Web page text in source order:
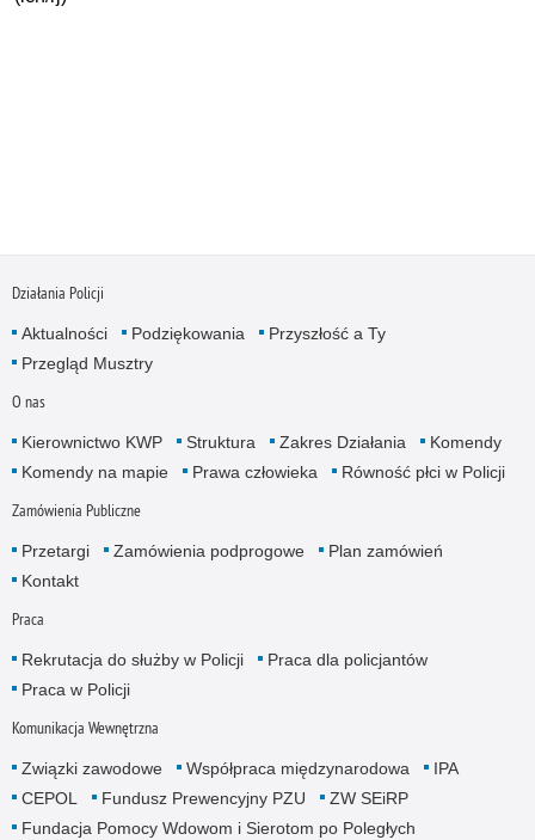
Działania Policji
Aktualności Podziękowania
Przyszłość a Ty
Przegląd Musztry
O nas
Kierownictwo KWP Struktura Zakres Działania
Komendy
Komendy na mapie
Prawa człowieka Równość płci w Policji
Zamówienia Publiczne
Przetargi Zamówienia podprogowe
Plan zamówień
Kontakt
Praca
Rekrutacja do służby w Policji
Praca dla policjantów
Praca w Policji
Komunikacja Wewnętrzna
Związki zawodowe Współpraca międzynarodowa
IPA
CEPOL
Fundusz Prewencyjny PZU
ZW SEiRP
Fundacja Pomocy Wdowom i Sierotom po Poległych